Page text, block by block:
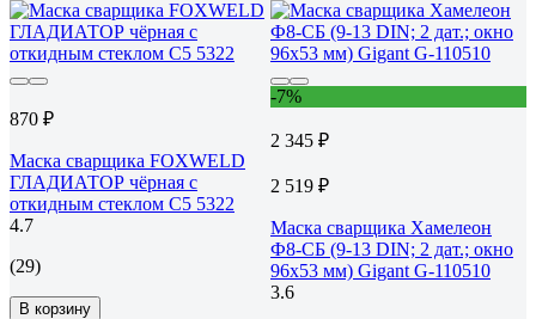
870 ₽
Маска сварщика FOXWELD
ГЛАДИАТОР чёрная с
откидным стеклом С5 5322
4.7
(29)
В корзину
-7%
2 345 ₽
2 519 ₽
Маска сварщика Хамелеон
Ф8-СБ (9-13 DIN; 2 дат.; окно
96х53 мм) Gigant G-110510
3.6